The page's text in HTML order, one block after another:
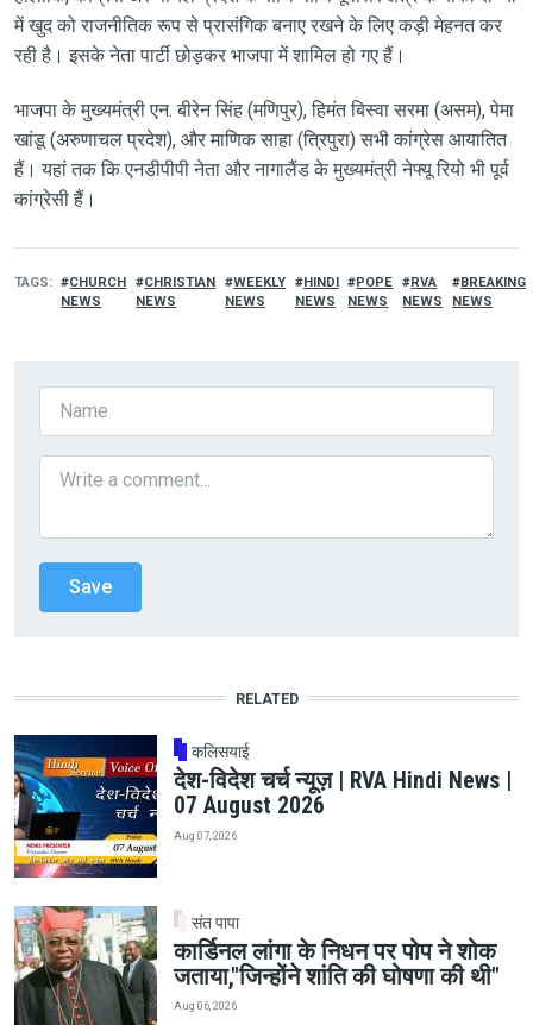
में खुद को राजनीतिक रूप से प्रासंगिक बनाए रखने के लिए कड़ी मेहनत कर
रही है। इसके नेता पार्टी छोड़कर भाजपा में शामिल हो गए हैं।
भाजपा के मुख्यमंत्री एन. बीरेन सिंह (मणिपुर), हिमंत बिस्वा सरमा (असम), पेमा
खांडू (अरुणाचल प्रदेश), और माणिक साहा (त्रिपुरा) सभी कांग्रेस आयातित
हैं। यहां तक कि एनडीपीपी नेता और नागालैंड के मुख्यमंत्री नेफ्यू रियो भी पूर्व
कांग्रेसी हैं।
TAGS
CHURCH
NEWS
CHRISTIAN
NEWS
WEEKLY
NEWS
HINDI
NEWS
POPE
NEWS
RVA
NEWS
BREAKING
NEWS
RELATED
कलिसयाई
देश-विदेश चर्च न्यूज़ | RVA Hindi News |
07 August 2026
Aug 07, 2026
संत पापा
कार्डिनल लांगा के निधन पर पोप ने शोक
जताया,"जिन्होंने शांति की घोषणा की थी"
Aug 06, 2026